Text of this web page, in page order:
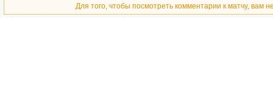
Для того, чтобы посмотреть комментарии к матчу, вам